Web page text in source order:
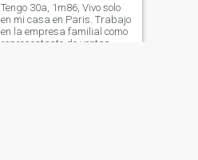
Tengo 30a, 1m86, Vivo solo
en mi casa en Paris. Trabajo
en la empresa familial como
representante de ventas.